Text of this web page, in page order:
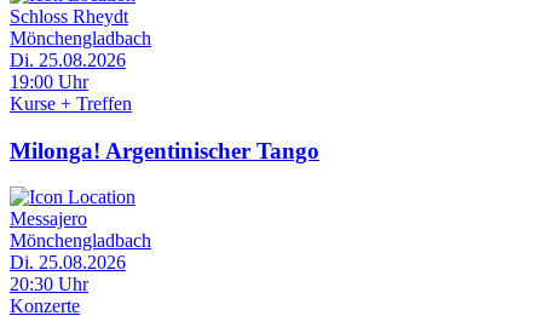
Schloss Rheydt
Mönchengladbach
Di. 25.08.2026
19:00 Uhr
Kurse + Treffen
Milonga! Argentinischer Tango
Messajero
Mönchengladbach
Di. 25.08.2026
20:30 Uhr
Konzerte